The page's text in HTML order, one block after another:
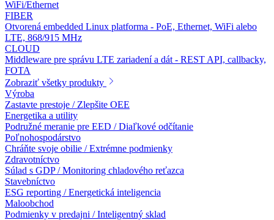
WiFi/Ethernet
FIBER
Otvorená embedded Linux platforma - PoE, Ethernet, WiFi alebo
LTE, 868/915 MHz
CLOUD
Middleware pre správu LTE zariadení a dát - REST API, callbacky,
FOTA
Zobraziť všetky produkty
Výroba
Zastavte prestoje / Zlepšite OEE
Energetika a utility
Podružné meranie pre EED / Diaľkové odčítanie
Poľnohospodárstvo
Chráňte svoje obilie / Extrémne podmienky
Zdravotníctvo
Súlad s GDP / Monitoring chladového reťazca
Stavebníctvo
ESG reporting / Energetická inteligencia
Maloobchod
Podmienky v predajni / Inteligentný sklad